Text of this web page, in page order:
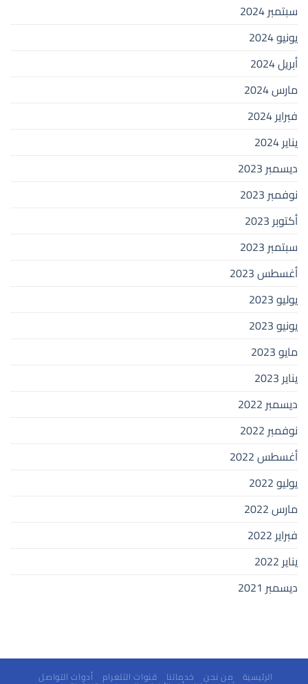
سبتمبر 2024
يونيو 2024
أبريل 2024
مارس 2024
فبراير 2024
يناير 2024
ديسمبر 2023
نوفمبر 2023
أكتوبر 2023
سبتمبر 2023
أغسطس 2023
يوليو 2023
يونيو 2023
مايو 2023
يناير 2023
ديسمبر 2022
نوفمبر 2022
أغسطس 2022
يوليو 2022
مارس 2022
فبراير 2022
يناير 2022
ديسمبر 2021
الرئيسية من نحن خدماتنا قنوات التلغرام أدوات التواصل